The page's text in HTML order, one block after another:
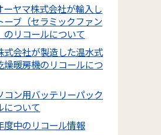
ーヤマ株式会社が輸入し
ーブ（セラミックファン
のリコールについて
式会社が製造した温水式
燥暖房機のリコールにつ
コン用バッテリーパック
について
度中のリコール情報